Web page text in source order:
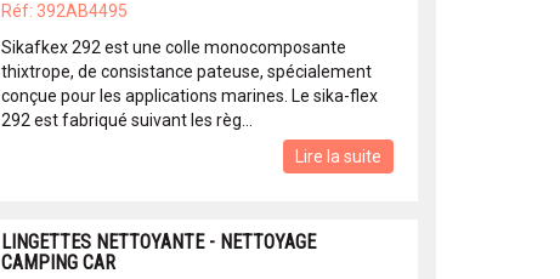
Réf: 392AB4495
Sikafkex 292 est une colle monocomposante
thixtrope, de consistance pateuse, spécialement
conçue pour les applications marines. Le sika-flex
292 est fabriqué suivant les règ...
Lire la suite
LINGETTES NETTOYANTE - NETTOYAGE
CAMPING CAR